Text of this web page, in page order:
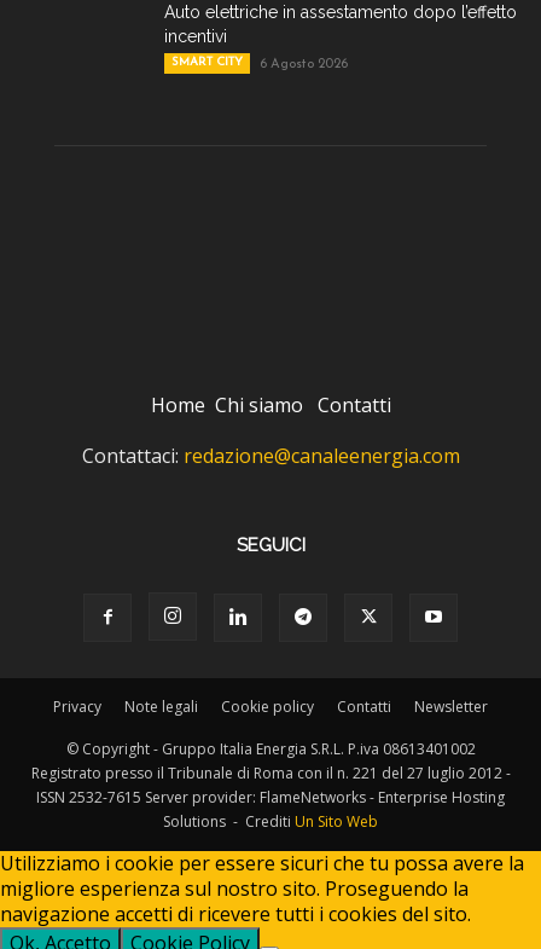
Auto elettriche in assestamento dopo l’effetto
incentivi
SMART CITY 6 Agosto 2026
Home Chi siamo Contatti
Contattaci: redazione@canaleenergia.com
SEGUICI
Privacy Note legali Cookie policy Contatti Newsletter
© Copyright - Gruppo Italia Energia S.R.L. P.iva 08613401002
Registrato presso il Tribunale di Roma con il n. 221 del 27 luglio 2012 -
ISSN 2532-7615 Server provider: FlameNetworks - Enterprise Hosting
Solutions - Crediti Un Sito Web
Utilizziamo i cookie per essere sicuri che tu possa avere la
migliore esperienza sul nostro sito. Proseguendo la
navigazione accetti di ricevere tutti i cookies del sito.
Ok, Accetto
Cookie Policy